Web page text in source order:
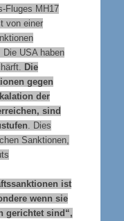
Fluges MH17
von einer
USA haben
Die
gegen
der
sind
. Dies
Sanktionen,
ist
wenn sie
gerichtet sind“,